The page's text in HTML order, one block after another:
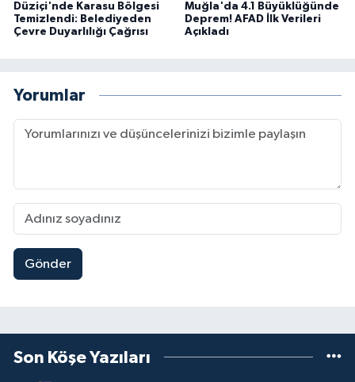
Düziçi'nde Karasu Bölgesi
Temizlendi: Belediyeden
Çevre Duyarlılığı Çağrısı
Muğla'da 4.1 Büyüklüğünde
Deprem! AFAD İlk Verileri
Açıkladı
Yorumlar
Gönder
Son Köşe Yazıları